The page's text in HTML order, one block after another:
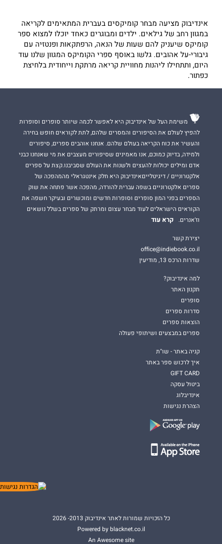
אינדיבוק מציעה מבחר קומיקסים בעברית המתאימים לקריאה
במגוון רחב של גילאים. ילדים ומבוגרים כאחד יוכלו למצוא ספר
קומיקס שיעניק להם שעות של הנאה, הרפתקאות ופנטזיה עם
גיבורי-על אהובים. גלשו באוסף ספרי הקומיקס המגוון שלנו עוד
היום, ותתחילו ליהנות מחוויית קריאה מרתקת וייחודית בלחיצת
כפתור.
משימת העל של אינדיבוק היא לאפשר לכמה שיותר סופרים וסופרות
להפיץ לעולם את הסיפורים והמסרים שלהם, לתת לקוראים חופש בחירה
והעשיר את כוח הקריאה בעולם שלהם. אנחנו אוהבים ספרים, סיפורים
ולמידה, בדיוק כמוכם, אנו מאמינים שסיפורים מעצבים את מי שאנחנו כבני
אדם ומילים יכולות להעצים ולשנות את העולם שסביבנו.קצת על ספרים
אלקטרוניים / דיגיטלייםאינדיבוק היא חלק אינטגראלי מהמהפכה של
ספרים אלקטרוניים בשפה עברית להורדה, מהפכה אשר פתחה את שוק
הספרים בפני המון סופרים וסופרות חדשים ומוכשרים ובעיקר חשפה את
הקוראים הישראלים לעוד מבחר עצום ומרתק של ספרים בשלל נושאים
וז'אנרים.
קרא עוד
יצירת קשר
office@indiebook.co.il
שדרות הרכס 13, מודיעין
למה אינדיבוק?
תקנון האתר
סופרים
סדרות ספרים
הוצאות ספרים
ספרים במבצעים ושיתופי פעולה
קניה באתר - שו"ת
איך לרכוש ספר באתר
GIFT CARD
ביטול עסקה
אינדיבלוג
הצהרת נגישות
כל הזכויות שמורות לאתר אינדיבוק 2013- 2026
Powered by blacknet.co.il
An Awesome site